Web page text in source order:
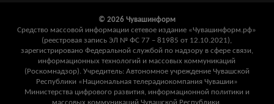
© 2026 Чувашинформ
Средство массовой информации сетевое издание «Чувашинформ.рф»
(реестровая запись ЭЛ № ФС 77 – 81985 от 12.10.2021),
зарегистрировано Федеральной службой по надзору в сфере связи,
информационных технологий и массовых коммуникаций
(Роскомнадзор). Учредитель: Автономное учреждение Чувашской
Республики «Национальная телерадиокомпания Чувашии»
Министерства цифрового развития, информационной политики и